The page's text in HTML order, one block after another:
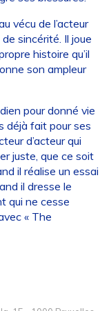
vécu de l’acteur
sincérité. Il joue
histoire qu’il
son ampleur
pour donné vie
déjà fait pour ses
d’acteur qui
juste, que ce soit
il réalise un essai
il dresse le
qui ne cesse
« The